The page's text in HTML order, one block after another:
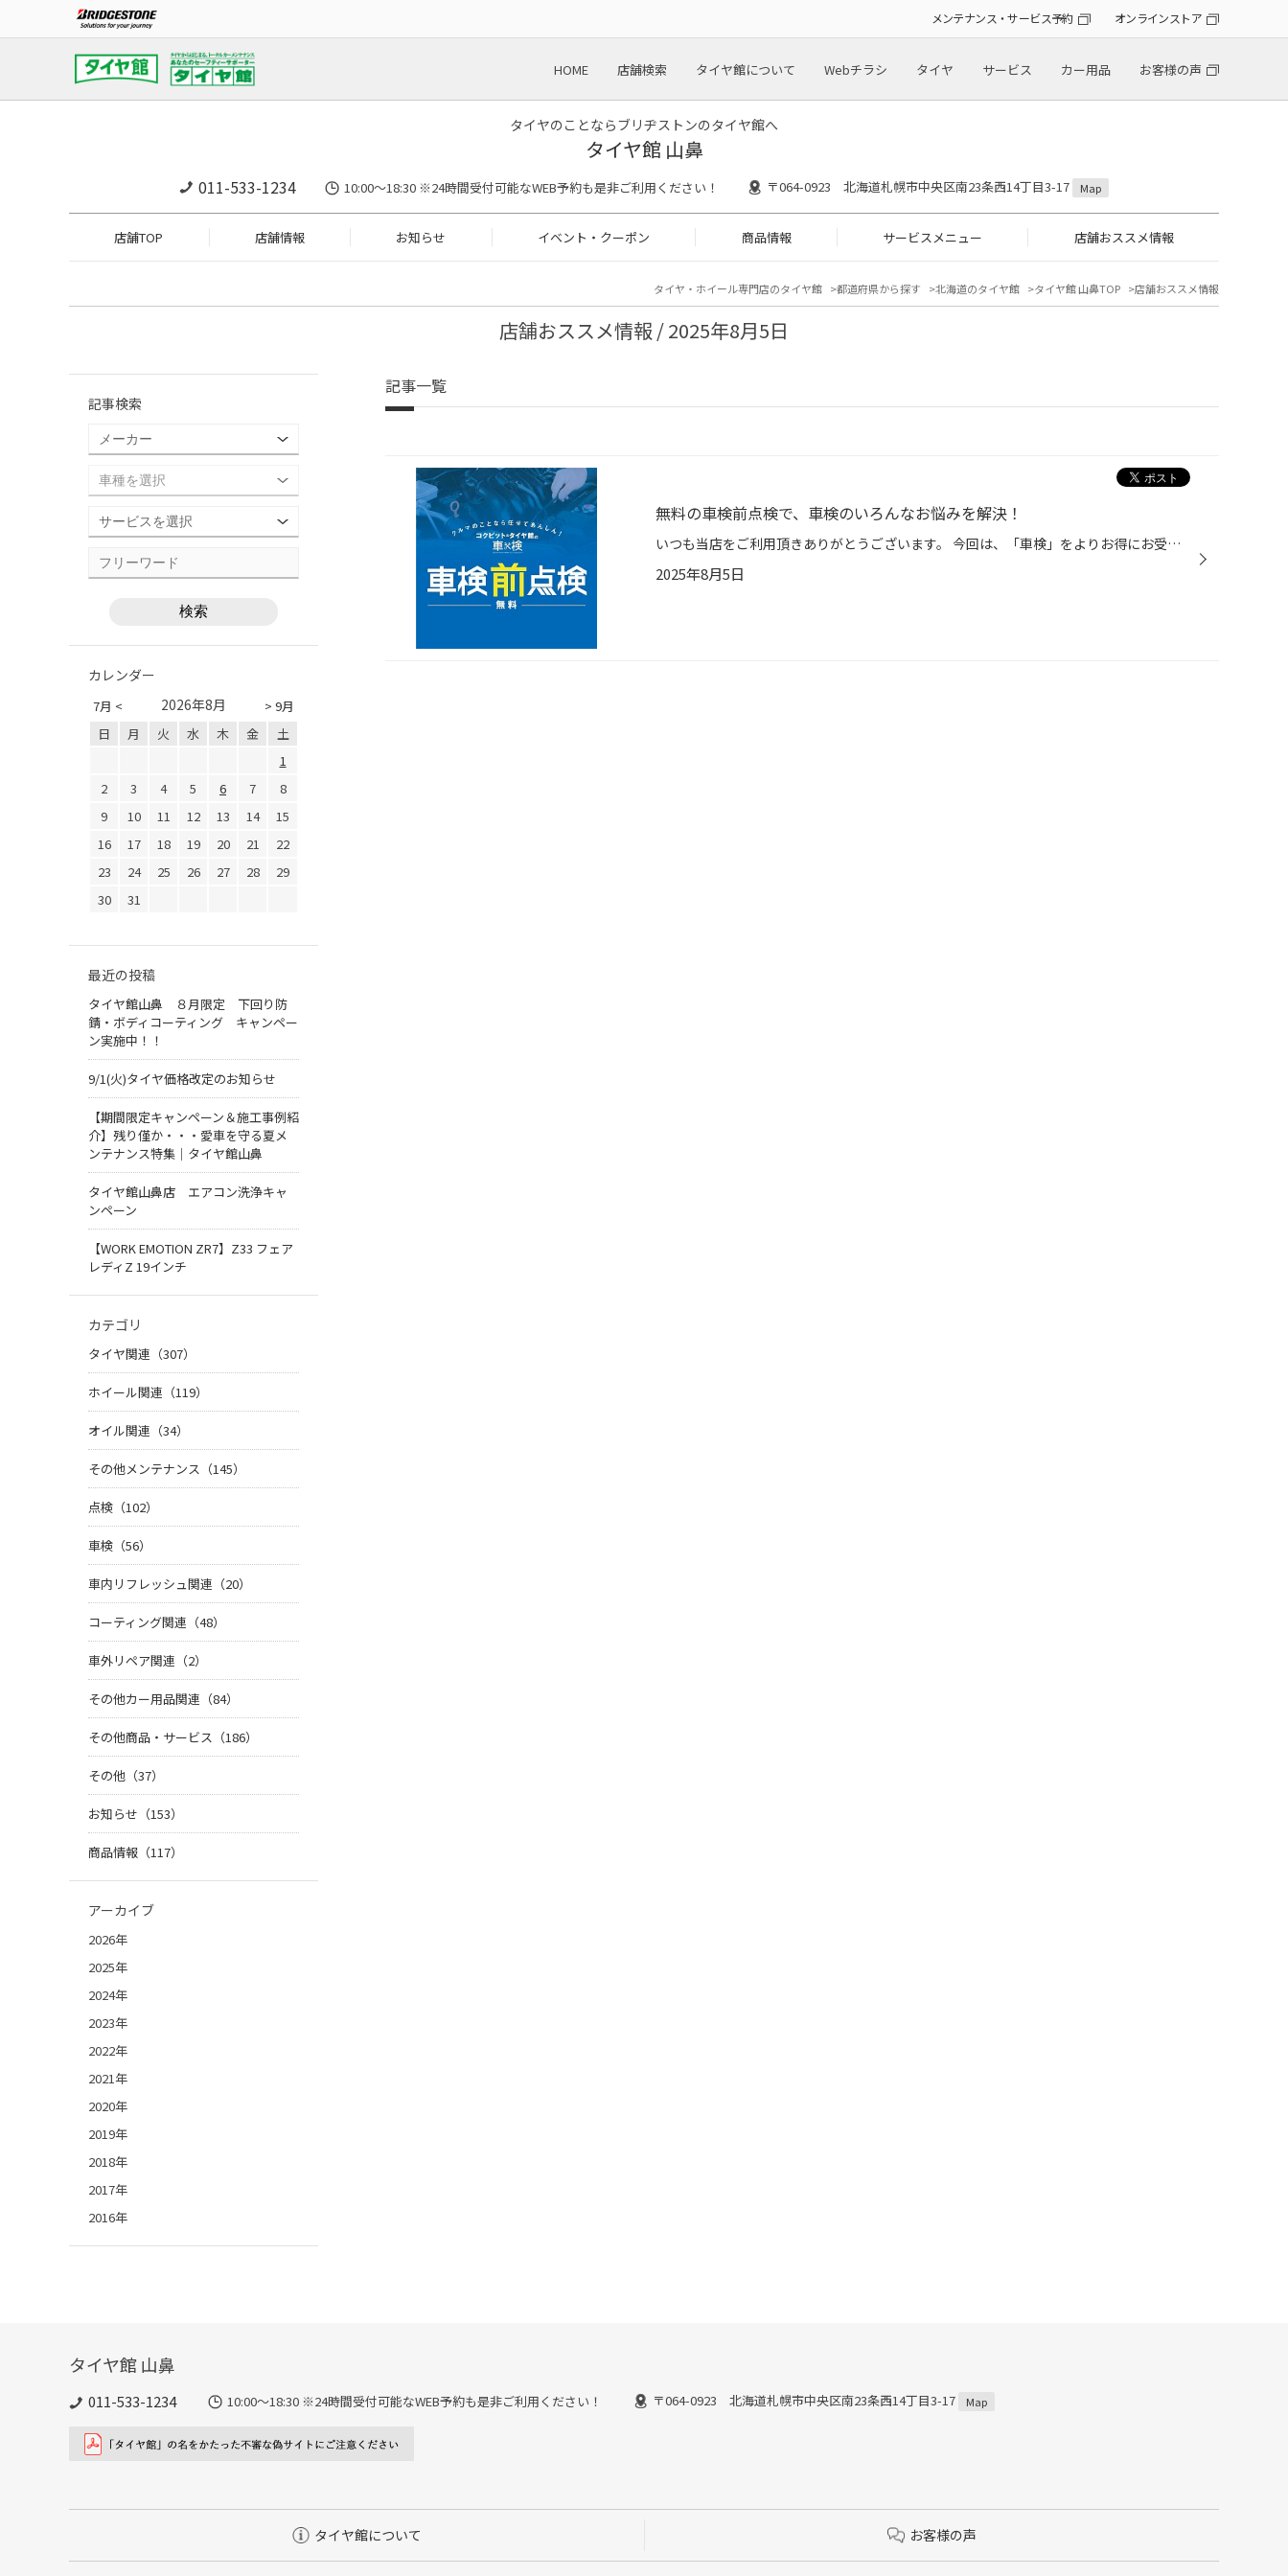
メンテナンス・サービス予約 オンラインストア
HOME 店舗検索 タイヤ館について Webチラシ タイヤ サービス カー用品 お客様の声
タイヤのことならブリヂストンのタイヤ館へ
タイヤ館 山鼻
011-533-1234 10:00～18:30 ※24時間受付可能なWEB予約も是非ご利用ください！ 〒064-0923 北海道札幌市中央区南23条西14丁目3-17 Map
店舗TOP 店舗情報 お知らせ イベント・クーポン 商品情報 サービスメニュー 店舗おススメ情報
タイヤ・ホイール専門店のタイヤ館 都道府県から探す 北海道のタイヤ館 タイヤ館 山鼻TOP 店舗おススメ情報
店舗おススメ情報 / 2025年8月5日
記事一覧
無料の車検前点検で、車検のいろんなお悩みを解決！
いつも当店をご利用頂きありがとうございます。 今回は、「車検」をよりお得にお受けいただくために、 コクピット/タイヤ館がオススメする「車検前点検」についてご紹介いたします。 【車検前点検は、出費を集中させない、かしこい車検の受け方】 ・車検って何？車検って良く分からない！ ・はじめ...
2025年8月5日
記事検索
カレンダー
7月 < > 9月
2026年8月
日 月 火 水 木 金
土
1
2
3 4 5 6 7
8
9
10 11 12 13 14
15
16
17 18 19 20 21
22
23
24 25 26 27 28
29
30
31
最近の投稿
タイヤ館山鼻 ８月限定 下回り防
錆・ボディコーティング キャンペー
ン実施中！！
9/1(火)タイヤ価格改定のお知らせ
【期間限定キャンペーン＆施工事例紹
介】残り僅か・・・愛車を守る夏メ
ンテナンス特集｜タイヤ館山鼻
タイヤ館山鼻店 エアコン洗浄キャ
ンペーン
【WORK EMOTION ZR7】Z33 フェア
レディZ 19インチ
カテゴリ
タイヤ関連（307）
ホイール関連（119）
オイル関連（34）
その他メンテナンス（145）
点検（102）
車検（56）
車内リフレッシュ関連（20）
コーティング関連（48）
車外リペア関連（2）
その他カー用品関連（84）
その他商品・サービス（186）
その他（37）
お知らせ（153）
商品情報（117）
アーカイブ
2026年
2025年
2024年
2023年
2022年
2021年
2020年
2019年
2018年
2017年
2016年
タイヤ館 山鼻
011-533-1234 10:00～18:30 ※24時間受付可能なWEB予約も是非ご利用ください！ 〒064-0923 北海道札幌市中央区南23条西14丁目3-17 Map
タイヤ館について お客様の声